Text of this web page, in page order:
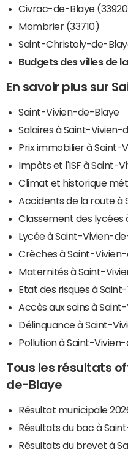
Civrac-de-Blaye
Mombrier (33710)
Saint-Christoly-de-
Budgets des villes de
En savoir plus sur
Saint-Vivien-de-Blaye
Salaires à Saint-Vivien-
Prix immobilier à Saint-
Impôts et l'ISF à Saint-
Climat et historique
Accidents de la route à
Classement des
Lycée à Saint-Vivien-
Crèches à Saint-
Maternités à Saint-
Etat des risques à
Accès aux soins à
Délinquance à Saint-
Pollution à Saint-
Tous les résultats
de-Blaye
Résultat municipale
Résultats du bac à
Résultats du brevet à